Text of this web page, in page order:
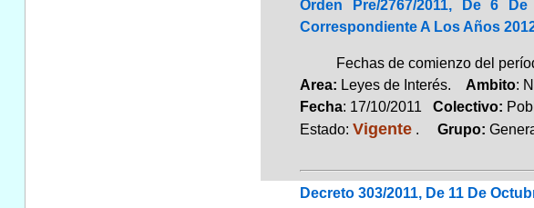
Orden Pre/2767/2011, De 6
Correspondiente A Los Años
Fechas de comienzo del
Area: Leyes de Interés. Ambito:
Fecha: 17/10/2011 Colectivo:
Estado: Vigente. Grupo:
Decreto 303/2011, De 11 De